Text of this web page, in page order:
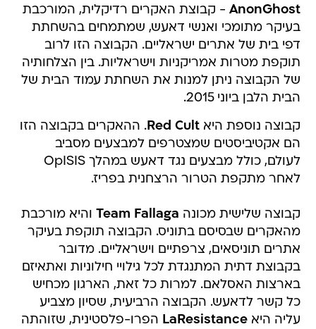
AnonGhost - קבוצת האקרים רדיקלית, המורכבת
בעיקר מתומכי ואנשי דאעש, שמתמחים בהשחתת
דפי בית של אתרים ישראליים. הקבוצה הזו לרוב
תוקפת מטרות אמריקניות וישראליות. בין הצלחותיה
של הקבוצה ניתן למנות את השחתת עמוד הבית של
הבית הלבן ביוני 2015.
קבוצה נוספת היאRed Cult. ההאקרים בקבוצה הזו
הם אקטיביסטים שמצטרפים למבצעים מסביב
לעולם, כולל מבצעים נגד דאעש במהלך OpISIS
לאחר מתקפת הטרור הרצחנית בפריז.
קבוצה שלישית מכונה Team Fallaga והיא מורכבת
מהאקרים שבסיסם בתוניס. הקבוצה תוקפת בעיקר
אתרים תוניסאים, צרפתיים וישראליים. מדובר
בקבוצת דתית המתנגדת לכל גילויי חילוניות ואתאיזם
בארצות האסלאם. למרות כל זאת, הארגון מכחיש
כל קשר לדאעש. הקבוצה הרביעית, שסיון מצביע
עליה היאLaResistance הפרו-פלסטינית, שזוהתה